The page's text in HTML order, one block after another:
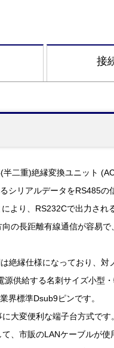
接
半二重)絶縁変換ユニット
シリアルデータをRS485
により、RS232Cで出力さ
向の長距離有線通信が容易
絶縁仕様になっており、
源供給する名刺サイズ小型・
界標準Dsub9ピンです。
大変便利な端子台方式です
、市販のLANケーブルが使